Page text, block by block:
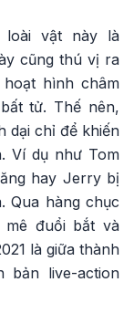
loài vật này là
cũng thú vị ra
hình châm
tử. Thế nên,
dại chỉ để khiến
Ví dụ như Tom
hay Jerry bị
Qua hàng chục
đuổi bắt và
là giữa thành
bản live-action